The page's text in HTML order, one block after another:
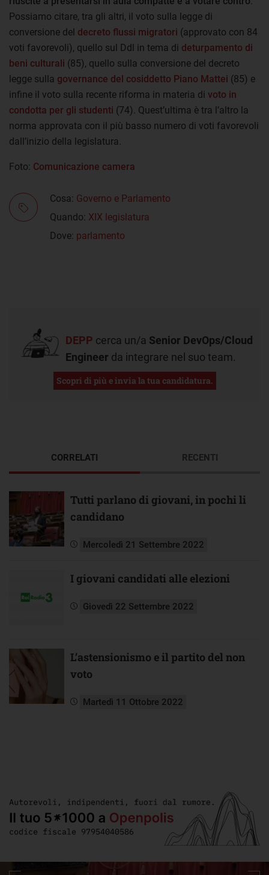
Possiamo citare, tra gli altri, il voto sulla legge di
conversione del decreto flussi migratori (approvato con 84
voti favorevoli), quello sul Ddl in tema di deturpamento di
beni culturali (85), quello sulla conversione del decreto
legge sulla governance del cosiddetto Piano Mattei (85) e
infine il voto sulla recente riforma in materia di voto in
condotta per gli studenti (74). Quest’ultima è tra l’altro la
norma approvata con il più basso numero di voti favorevoli
dall’inizio della legislatura.
Foto: Comunicazione camera
Cosa: Governo e Parlamento
Quando: XIX legislatura
Dove: parlamento
DEPP cerca un/a Senior DevOps/Cloud
Engineer da integrare nel suo team.
Scopri di più e invia la tua candidatura.
CORRELATI
Tutti parlano di giovani, in pochi li
candidano
Mercoledì 21 Settembre 2022
I giovani candidati alle elezioni
Giovedì 22 Settembre 2022
L’astensionismo e il partito del non
voto
Martedì 11 Ottobre 2022
RECENTI